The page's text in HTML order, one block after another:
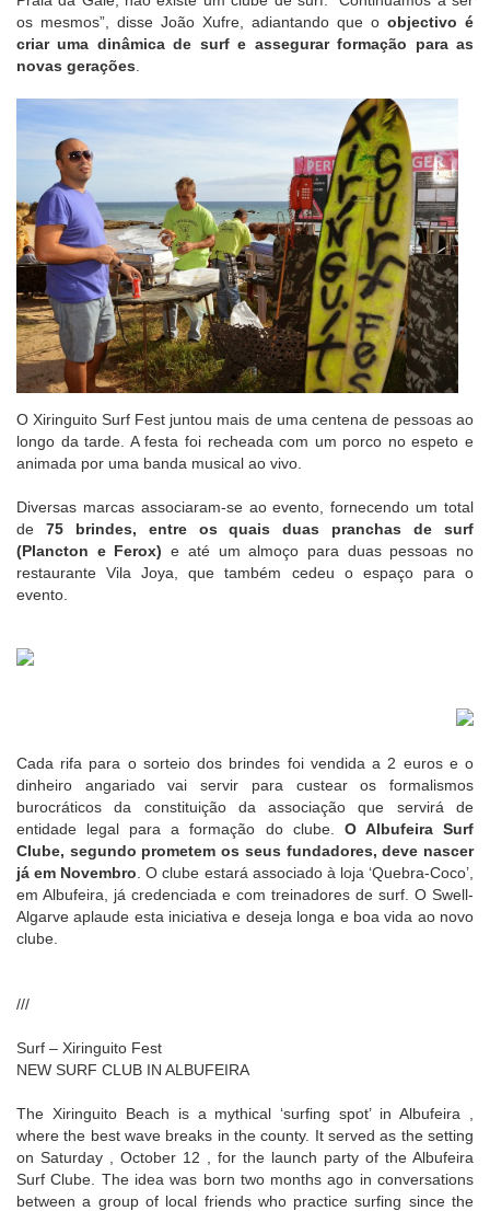
os mesmos”, disse João Xufre, adiantando que o objectivo é
criar uma dinâmica de surf e assegurar formação para as
novas gerações
O Xiringuito Surf Fest juntou mais de uma centena de pessoas ao
longo da tarde. A festa foi recheada com um porco no espeto e
animada por uma banda musical ao vivo.
Diversas marcas associaram-se ao evento, fornecendo um total
de 75 brindes, entre os quais duas pranchas de surf
(Plancton e Ferox)e até um almoço para duas pessoas no
restaurante Vila Joya, que também cedeu o espaço para o
evento.
Cada rifa para o sorteio dos brindes foi vendida a 2 euros e o
dinheiro angariado vai servir para custear os formalismos
burocráticos da constituição da associação que servirá de
entidade legal para a formação do clube. O Albufeira Surf
Clube, segundo prometem os seus fundadores, deve nascer
já em Novembro . O clube estará associado à loja ‘Quebra-Coco’,
em Albufeira, já credenciada e com treinadores de surf. O Swell-
Algarve aplaude esta iniciativa e deseja longa e boa vida ao novo
clube.
///
Surf – Xiringuito Fest
NEW SURF CLUB IN ALBUFEIRA
The Xiringuito Beach is a mythical ‘surfing spot’ in Albufeira ,
where the best wave breaks in the county. It served as the setting
on Saturday , October 12 , for the launch party of the Albufeira
Surf Clube. The idea was born two months ago in conversations
between a group of local friends who practice surfing since the